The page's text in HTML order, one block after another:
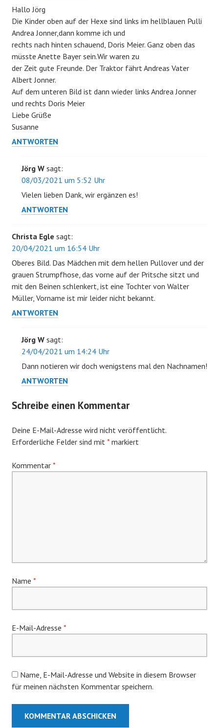
Hallo Jörg
Die Kinder oben auf der Hexe sind links im hellblauen Pulli
Andrea Jonner,dann komme ich und
rechts nach hinten schauend, Doris Meier. Ganz oben das
müsste Anette Bayer sein.Wir waren zu
der Zeit gute Freunde. Der Traktor fährt Andreas Vater
Albert Jonner.
Auf dem unteren Bild ist dann wieder links Andrea Jonner
und rechts Doris Meier
Liebe Grüße
Susanne
ANTWORTEN
Jörg W sagt:
08/03/2021 um 5:52 Uhr
Vielen lieben Dank, wir ergänzen es!
ANTWORTEN
Christa Egle sagt:
20/04/2021 um 16:54 Uhr
Oberes Bild. Das Mädchen mit dem hellen Pullover und der
grauen Strumpfhose, das vorne auf der Pritsche sitzt und
mit den Beinen schlenkert, ist eine Tochter von Walter
Müller, Vorname ist mir leider nicht bekannt.
ANTWORTEN
Jörg W sagt:
24/04/2021 um 14:24 Uhr
Dann notieren wir doch wenigstens mal den Nachnamen!
ANTWORTEN
Schreibe einen Kommentar
Deine E-Mail-Adresse wird nicht veröffentlicht.
Erforderliche Felder sind mit * markiert
Kommentar *
Name *
E-Mail-Adresse *
Name, E-Mail-Adresse und Website in diesem Browser
für meinen nächsten Kommentar speichern.